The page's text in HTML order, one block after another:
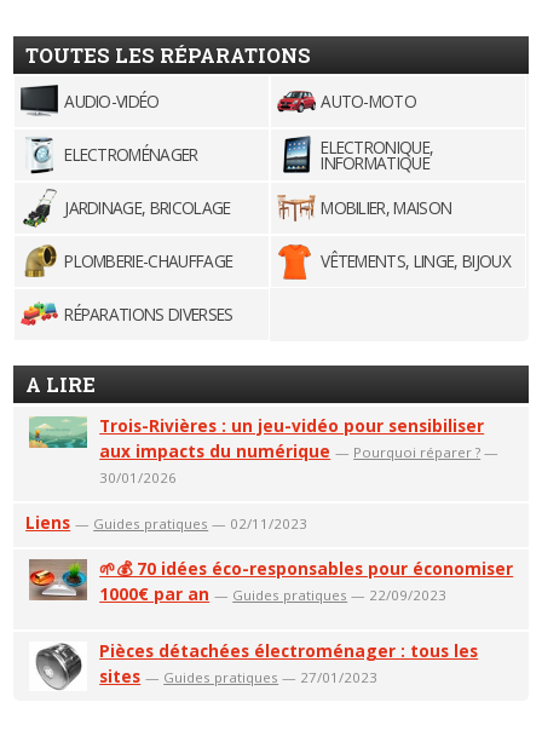
TOUTES LES RÉPARATIONS
AUDIO-VIDÉO AUTO-MOTO
ELECTROMÉNAGER ELECTRONIQUE,
INFORMATIQUE
JARDINAGE, BRICOLAGE
MOBILIER, MAISON
PLOMBERIE-CHAUFFAGE VÊTEMENTS, LINGE, BIJOUX
RÉPARATIONS DIVERSES
A LIRE
Trois-Rivières : un jeu-vidéo pour sensibiliser
aux impacts du numérique — Pourquoi réparer ? —
30/01/2026
Liens — Guides pratiques — 02/11/2023
🌱💰 70 idées éco-responsables pour économiser
1000€ par an — Guides pratiques — 22/09/2023
Pièces détachées électroménager : tous les
sites — Guides pratiques — 27/01/2023